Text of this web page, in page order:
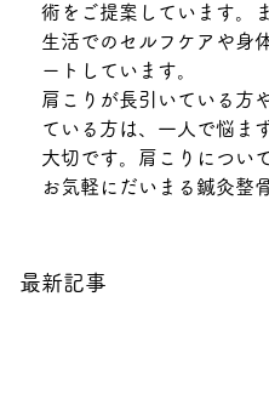
術をご提案しています。
生活でのセルフケアや身
ートしています。
肩こりが長引いている方
ている方は、一人で悩ま
大切です。肩こりについ
お気軽にだいまる鍼灸整
最新記事